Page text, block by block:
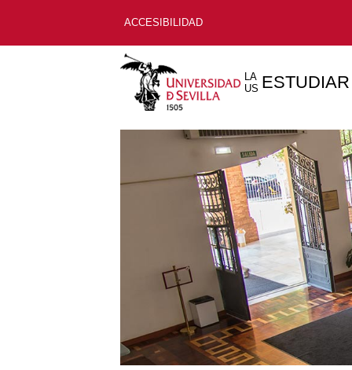
ACCESIBILIDAD
LA
US ESTUDIAR